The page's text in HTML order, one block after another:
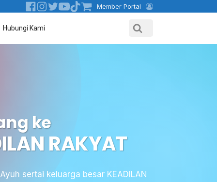
Member Portal
Hubungi Kami
ke
RAKYAT
sertai keluarga besar KEADILAN